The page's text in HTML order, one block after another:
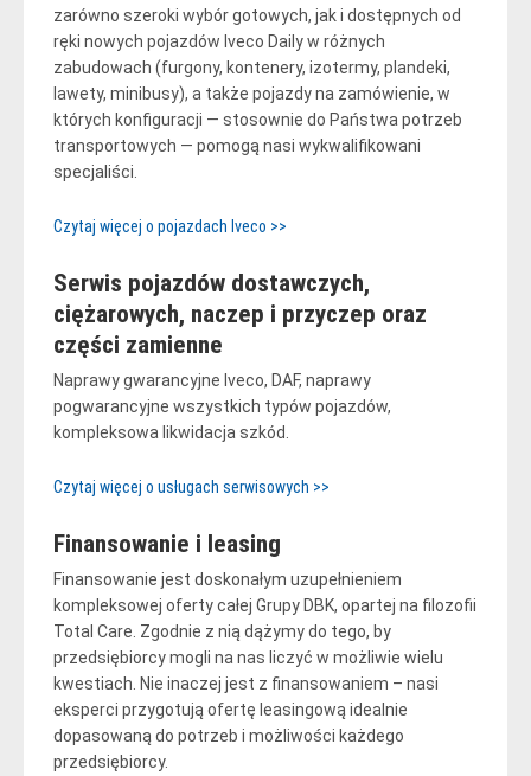
zarówno szeroki wybór gotowych, jak i dostępnych od
ręki nowych pojazdów Iveco Daily w różnych
zabudowach (furgony, kontenery, izotermy, plandeki,
lawety, minibusy), a także pojazdy na zamówienie, w
których konfiguracji — stosownie do Państwa potrzeb
transportowych — pomogą nasi wykwalifikowani
specjaliści.
Czytaj więcej o pojazdach Iveco >>
Serwis pojazdów dostawczych,
ciężarowych, naczep i przyczep oraz
części zamienne
Naprawy gwarancyjne Iveco, DAF, naprawy
pogwarancyjne wszystkich typów pojazdów,
kompleksowa likwidacja szkód.
Czytaj więcej o usługach serwisowych >>
Finansowanie i leasing
Finansowanie jest doskonałym uzupełnieniem
kompleksowej oferty całej Grupy DBK, opartej na filozofii
Total Care. Zgodnie z nią dążymy do tego, by
przedsiębiorcy mogli na nas liczyć w możliwie wielu
kwestiach. Nie inaczej jest z finansowaniem – nasi
eksperci przygotują ofertę leasingową idealnie
dopasowaną do potrzeb i możliwości każdego
przedsiębiorcy.